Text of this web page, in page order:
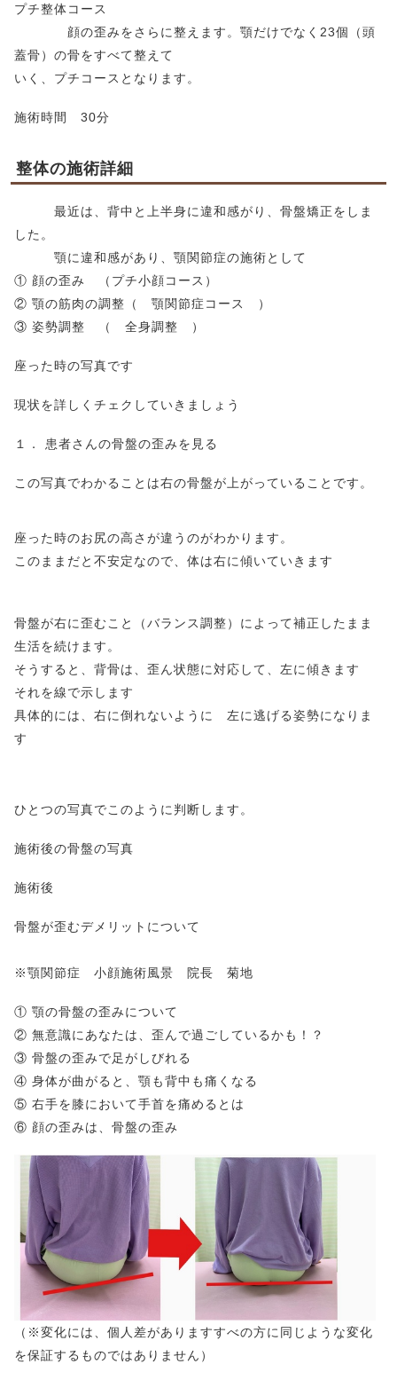
プチ整体コース
顔の歪みをさらに整えます。顎だけでなく23個（頭
蓋骨）の骨をすべて整えて
いく、プチコースとなります。
施術時間 30分
整体の施術詳細
最近は、背中と上半身に違和感がり、骨盤矯正をしま
した。
顎に違和感があり、顎関節症の施術として
① 顔の歪み （プチ小顔コース）
② 顎の筋肉の調整（ 顎関節症コース ）
③ 姿勢調整 （ 全身調整 ）
座った時の写真です
現状を詳しくチェクしていきましょう
１． 患者さんの骨盤の歪みを見る
この写真でわかることは右の骨盤が上がっていることです。
座った時のお尻の高さが違うのがわかります。
このままだと不安定なので、体は右に傾いていきます
骨盤が右に歪むこと（バランス調整）によって補正したまま
生活を続けます。
そうすると、背骨は、歪ん状態に対応して、左に傾きます
それを線で示します
具体的には、右に倒れないように 左に逃げる姿勢になりま
す
ひとつの写真でこのように判断します。
施術後の骨盤の写真
施術後
骨盤が歪むデメリットについて
※顎関節症 小顔施術風景 院長 菊地
① 顎の骨盤の歪みについて
② 無意識にあなたは、歪んで過ごしているかも！？
③ 骨盤の歪みで足がしびれる
④ 身体が曲がると、顎も背中も痛くなる
⑤ 右手を膝において手首を痛めるとは
⑥ 顔の歪みは、骨盤の歪み
（※変化には、個人差がありますすべの方に同じような変化
を保証するものではありません）